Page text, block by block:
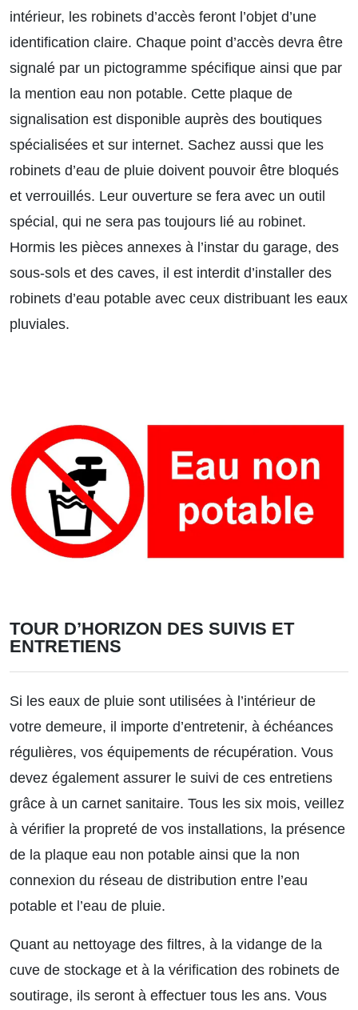
intérieur, les robinets d’accès feront l’objet d’une
identification claire. Chaque point d’accès devra être
signalé par un pictogramme spécifique ainsi que par
la mention eau non potable. Cette plaque de
signalisation est disponible auprès des boutiques
spécialisées et sur internet. Sachez aussi que les
robinets d’eau de pluie doivent pouvoir être bloqués
et verrouillés. Leur ouverture se fera avec un outil
spécial, qui ne sera pas toujours lié au robinet.
Hormis les pièces annexes à l’instar du garage, des
sous-sols et des caves, il est interdit d’installer des
robinets d’eau potable avec ceux distribuant les eaux
pluviales.
TOUR D’HORIZON DES SUIVIS ET
ENTRETIENS
Si les eaux de pluie sont utilisées à l’intérieur de
votre demeure, il importe d’entretenir, à échéances
régulières, vos équipements de récupération. Vous
devez également assurer le suivi de ces entretiens
grâce à un carnet sanitaire. Tous les six mois, veillez
à vérifier la propreté de vos installations, la présence
de la plaque eau non potable ainsi que la non
connexion du réseau de distribution entre l’eau
potable et l’eau de pluie.
Quant au nettoyage des filtres, à la vidange de la
cuve de stockage et à la vérification des robinets de
soutirage, ils seront à effectuer tous les ans. Vous